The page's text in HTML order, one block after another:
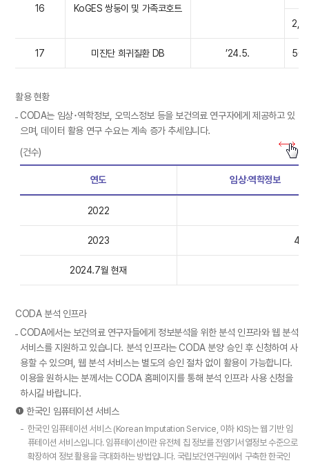
16 KoGES 쌍둥이 및 가족코호트
17 미진단 희귀질환 DB ’24.5. 56
활용 현황
CODA는 임상･역학정보, 오믹스정보 등을 보건의료 연구자에게 제공하고 있
으며, 데이터 활용 연구 수요는 계속 증가 추세입니다.
연도 임상·역학정보
2022
2023
2024.7월 현재
CODA 분석 인프라
CODA에서는 보건의료 연구자들에게 정보분석을 위한 분석 인프라와 웹 분석
서비스를 지원하고 있습니다. 분석 인프라는 CODA 분양 승인 후 신청하여 사
용할 수 있으며, 웹 분석 서비스는 별도의 승인 절차 없이 활용이 가능합니다.
이용을 원하시는 분께서는 CODA 홈페이지를 통해 분석 인프라 사용 신청을
하시길 바랍니다.
❶ 한국인 임퓨테이션 서비스
- 한국인 임퓨테이션 서비스 (Korean Imputation Service, 이하 KIS)는 웹 기반 임
퓨테이션 서비스입니다. 임퓨테이션이란 유전체 칩 정보를 전염기서열정보 수준으로
확장하여 정보 활용을 극대화하는 방법입니다. 국립보건연구원에서 구축한 한국인